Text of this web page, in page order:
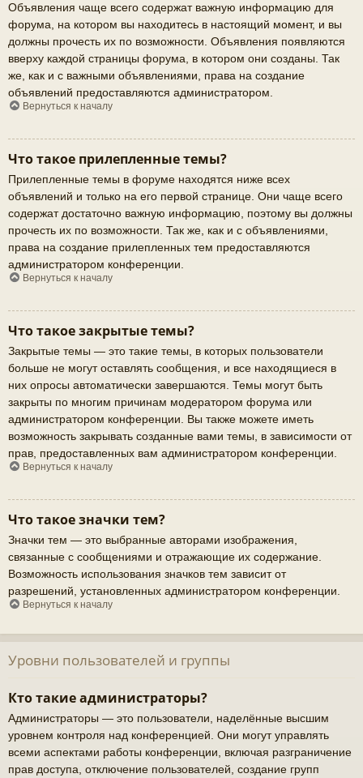
Объявления чаще всего содержат важную информацию для
форума, на котором вы находитесь в настоящий момент, и вы
должны прочесть их по возможности. Объявления появляются
вверху каждой страницы форума, в котором они созданы. Так
же, как и с важными объявлениями, права на создание
объявлений предоставляются администратором.
Вернуться к началу
Что такое прилепленные темы?
Прилепленные темы в форуме находятся ниже всех
объявлений и только на его первой странице. Они чаще всего
содержат достаточно важную информацию, поэтому вы должны
прочесть их по возможности. Так же, как и с объявлениями,
права на создание прилепленных тем предоставляются
администратором конференции.
Вернуться к началу
Что такое закрытые темы?
Закрытые темы — это такие темы, в которых пользователи
больше не могут оставлять сообщения, и все находящиеся в
них опросы автоматически завершаются. Темы могут быть
закрыты по многим причинам модератором форума или
администратором конференции. Вы также можете иметь
возможность закрывать созданные вами темы, в зависимости от
прав, предоставленных вам администратором конференции.
Вернуться к началу
Что такое значки тем?
Значки тем — это выбранные авторами изображения,
связанные с сообщениями и отражающие их содержание.
Возможность использования значков тем зависит от
разрешений, установленных администратором конференции.
Вернуться к началу
Уровни пользователей и группы
Кто такие администраторы?
Администраторы — это пользователи, наделённые высшим
уровнем контроля над конференцией. Они могут управлять
всеми аспектами работы конференции, включая разграничение
прав доступа, отключение пользователей, создание групп